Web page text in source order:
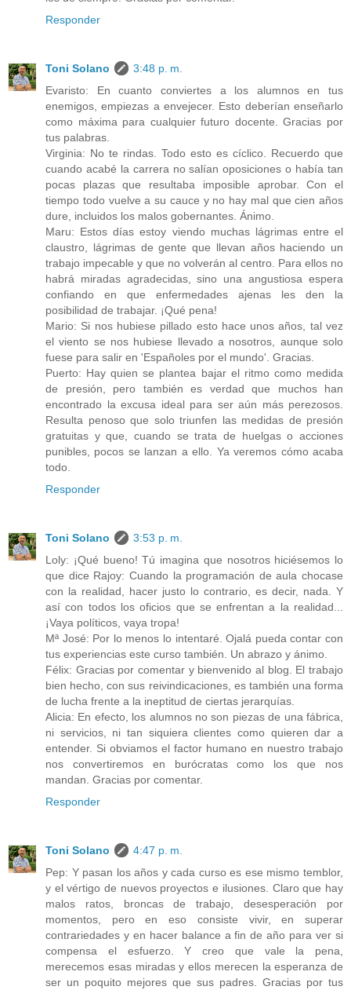
Responder
Toni Solano
3:48 p. m.
Evaristo: En cuanto conviertes a los alumnos en tus
enemigos, empiezas a envejecer. Esto deberían enseñarlo
como máxima para cualquier futuro docente. Gracias por
tus palabras.
Virginia: No te rindas. Todo esto es cíclico. Recuerdo que
cuando acabé la carrera no salían oposiciones o había tan
pocas plazas que resultaba imposible aprobar. Con el
tiempo todo vuelve a su cauce y no hay mal que cien años
dure, incluidos los malos gobernantes. Ánimo.
Maru: Estos días estoy viendo muchas lágrimas entre el
claustro, lágrimas de gente que llevan años haciendo un
trabajo impecable y que no volverán al centro. Para ellos no
habrá miradas agradecidas, sino una angustiosa espera
confiando en que enfermedades ajenas les den la
posibilidad de trabajar. ¡Qué pena!
Mario: Si nos hubiese pillado esto hace unos años, tal vez
el viento se nos hubiese llevado a nosotros, aunque solo
fuese para salir en 'Españoles por el mundo'. Gracias.
Puerto: Hay quien se plantea bajar el ritmo como medida
de presión, pero también es verdad que muchos han
encontrado la excusa ideal para ser aún más perezosos.
Resulta penoso que solo triunfen las medidas de presión
gratuitas y que, cuando se trata de huelgas o acciones
punibles, pocos se lanzan a ello. Ya veremos cómo acaba
todo.
Responder
Toni Solano
3:53 p. m.
Loly: ¡Qué bueno! Tú imagina que nosotros hiciésemos lo
que dice Rajoy: Cuando la programación de aula chocase
con la realidad, hacer justo lo contrario, es decir, nada. Y
así con todos los oficios que se enfrentan a la realidad...
¡Vaya políticos, vaya tropa!
Mª José: Por lo menos lo intentaré. Ojalá pueda contar con
tus experiencias este curso también. Un abrazo y ánimo.
Félix: Gracias por comentar y bienvenido al blog. El trabajo
bien hecho, con sus reivindicaciones, es también una forma
de lucha frente a la ineptitud de ciertas jerarquías.
Alicia: En efecto, los alumnos no son piezas de una fábrica,
ni servicios, ni tan siquiera clientes como quieren dar a
entender. Si obviamos el factor humano en nuestro trabajo
nos convertiremos en burócratas como los que nos
mandan. Gracias por comentar.
Responder
Toni Solano
4:47 p. m.
Pep: Y pasan los años y cada curso es ese mismo temblor,
y el vértigo de nuevos proyectos e ilusiones. Claro que hay
malos ratos, broncas de trabajo, desesperación por
momentos, pero en eso consiste vivir, en superar
contrariedades y en hacer balance a fin de año para ver si
compensa el esfuerzo. Y creo que vale la pena,
merecemos esas miradas y ellos merecen la esperanza de
ser un poquito mejores que sus padres. Gracias por tus